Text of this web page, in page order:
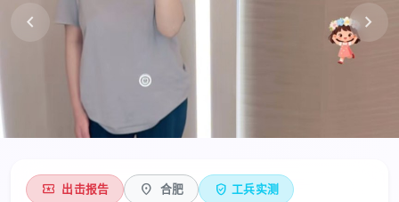
chevron_left chevron_right
出击报告 合肥
local_activity 出击报告 location_on 合肥 verified_user 工兵实测